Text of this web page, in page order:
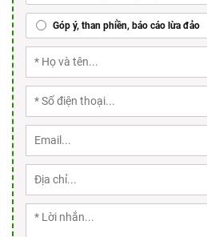
Góp ý, than phiền, báo cáo lừa đảo